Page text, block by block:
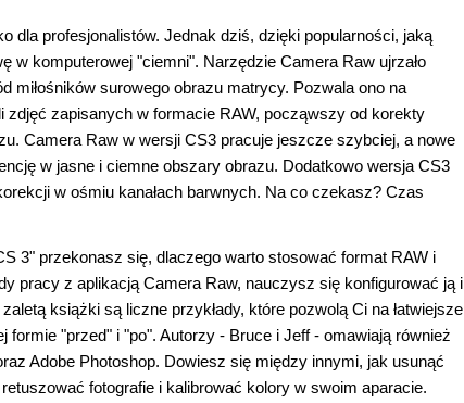
dla profesjonalistów. Jednak dziś, dzięki popularności, jaką
w komputerowej "ciemni". Narzędzie Camera Raw ujrzało
miłośników surowego obrazu matrycy. Pozwala ono na
zapisanych w formacie RAW, począwszy od korekty
Camera Raw w wersji CS3 pracuje jeszcze szybciej, a nowe
w jasne i ciemne obszary obrazu. Dodatkowo wersja CS3
w ośmiu kanałach barwnych. Na co czekasz? Czas
3" przekonasz się, dlaczego warto stosować format RAW i
pracy z aplikacją Camera Raw, nauczysz się konfigurować ją i
książki są liczne przykłady, które pozwolą Ci na łatwiejsze
"przed" i "po". Autorzy - Bruce i Jeff - omawiają również
Adobe Photoshop. Dowiesz się między innymi, jak usunąć
fotografie i kalibrować kolory w swoim aparacie.